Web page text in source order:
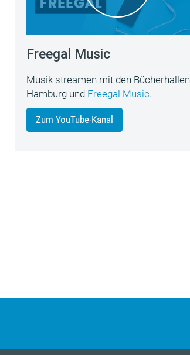
Freegal Music
Musik streamen mit den Bücherhallen
Hamburg und Freegal Music.
Zum YouTube-Kanal